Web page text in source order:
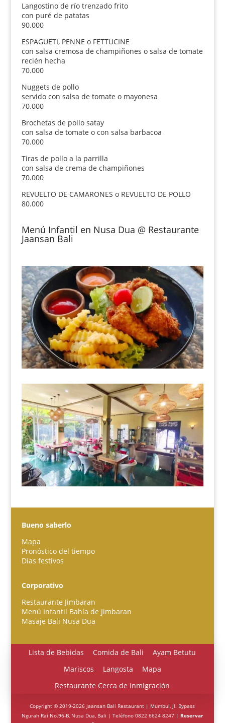
Langostino de río trenzado frito
con puré de patatas
90.000
ESPAGUETI, PENNE o FETTUCINE
con salsa cremosa de champiñones o salsa de tomate
recién hecha
70.000
Nuggets de pollo
servido con salsa de tomate o mayonesa
70.000
Brochetas de pollo satay
con salsa de tomate o con salsa barbacoa
70.000
Tiras de pollo a la parrilla
con salsa de crema de champiñones
70.000
REVUELTO DE CAMARONES o REVUELTO DE POLLO
80.000
Menú Infantil en Nusa Dua @ Restaurante
Jaansan Bali
Bueno saberlo
Mapa
Pronóstico del tiempo
Días festivos
Corporativo
Restaurante Jimbaran
Menú Infantil Bahía de Jimbaran
Masaje Bali Nusa Dua
Lista de Bebidas Comida de Bali
Ayam Betutu
Mariscos
Langosta
Mapa
Restaurante Cerca de Inmigración
Copyright © 2019-2026 Jaansan Bali Restaurant | Mumbul, Jl. Bypass
Ngurah Rai No.96-B, Nusa Dua, Bali | Teléfono 0822 6624 8247 | Reservar
简体中文
हिन्दी